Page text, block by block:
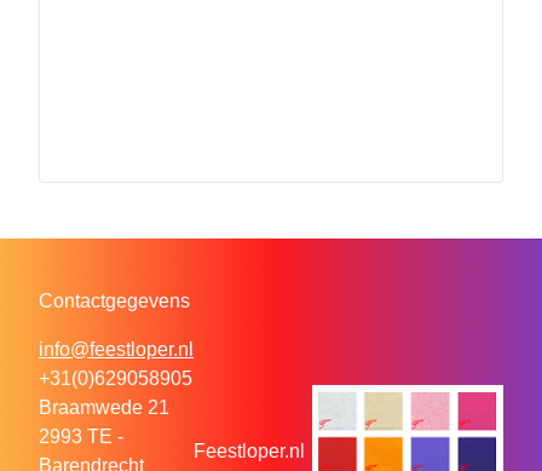
Contactgegevens
info@feestloper.nl
+31(0)629058905
Braamwede 21
2993 TE -
Barendrecht
Feestloper.nl